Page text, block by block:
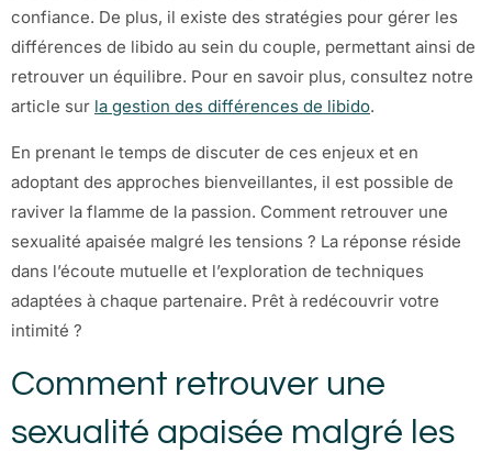
confiance. De plus, il existe des stratégies pour gérer les
différences de libido au sein du couple, permettant ainsi de
retrouver un équilibre. Pour en savoir plus, consultez notre
article sur la gestion des différences de libido.
En prenant le temps de discuter de ces enjeux et en
adoptant des approches bienveillantes, il est possible de
raviver la flamme de la passion. Comment retrouver une
sexualité apaisée malgré les tensions ? La réponse réside
dans l’écoute mutuelle et l’exploration de techniques
adaptées à chaque partenaire. Prêt à redécouvrir votre
intimité ?
Comment retrouver une
sexualité apaisée malgré les